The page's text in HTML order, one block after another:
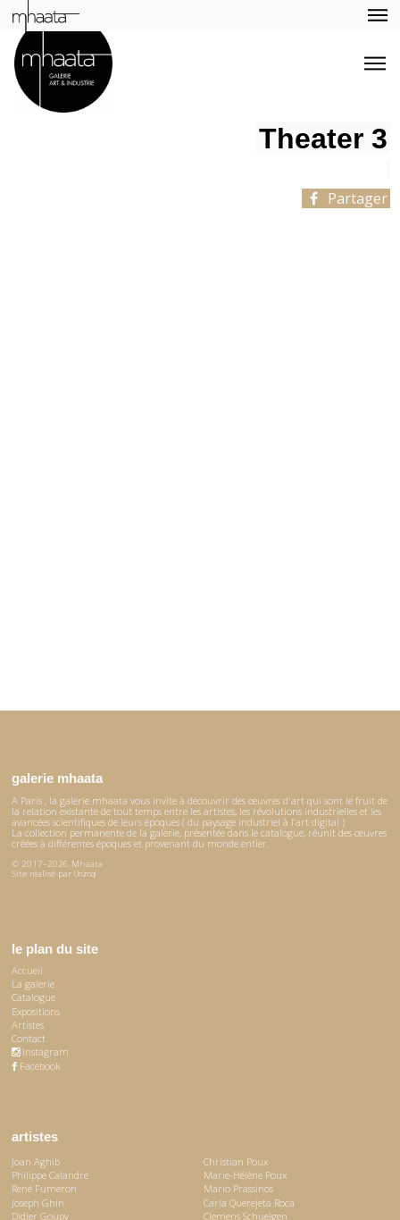
Theater 3
Partager
galerie mhaata
A Paris , la galerie mhaata vous invite à découvrir des œuvres d'art qui sont le fruit de
la relation existante de tout temps entre les artistes, les révolutions industrielles et les
avancées scientifiques de leurs époques ( du paysage industriel à l’art digital )
La collection permanente de la galerie, présentée dans le catalogue, réunit des œuvres
créées à différentes époques et provenant du monde entier.
© 2017–2026 Mhaata
Site réalisé par Ürümqi
le plan du site
Accueil
La galerie
Catalogue
Expositions
Artistes
Contact
Instagram
Facebook
artistes
Joan Aghib
Philippe Calandre
René Fumeron
Joseph Ghin
Didier Goupy
Christian Poux
Marie-Hélène Poux
Mario Prassinos
Carla Querejeta Roca
Clemens Schuelgen